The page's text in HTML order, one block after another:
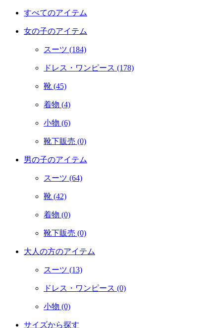
すべてのアイテム
女の子のアイテム
スーツ (184)
ドレス・ワンピース (178)
靴 (45)
着物 (4)
小物 (6)
靴下販売 (0)
男の子のアイテム
スーツ (64)
靴 (42)
着物 (0)
靴下販売 (0)
大人の方のアイテム
スーツ (13)
ドレス・ワンピース (0)
小物 (0)
サイズから探す